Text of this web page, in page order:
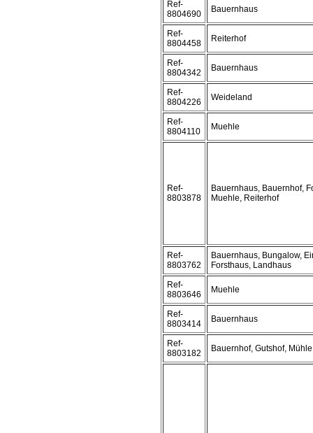
Ref-
8804690
Bauernhaus
Ref-
8804458
Reiterhof
Ref-
8804342
Bauernhaus
Ref-
8804226
Weideland
Ref-
8804110
Muehle
Ref-
8803878
Bauernhaus, Bauernhof,
Muehle, Reiterhof
Ref-
8803762
Bauernhaus, Bungalow,
Forsthaus, Landhaus
Ref-
8803646
Muehle
Ref-
8803414
Bauernhaus
Ref-
8803182
Bauernhof, Gutshof, Mühle